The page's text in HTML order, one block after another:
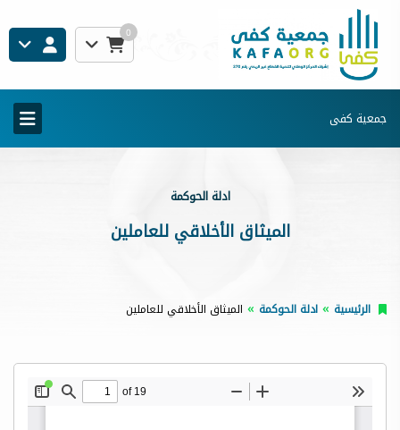
0
جمعية كفى
ادلة الحوكمة
الميثاق الأخلاقي للعاملين
الرئيسية ادلة الحوكمة الميثاق الأخلاقي للعاملين